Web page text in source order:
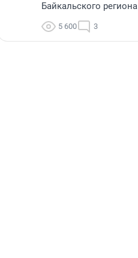
Байкальского региона
5 600 3